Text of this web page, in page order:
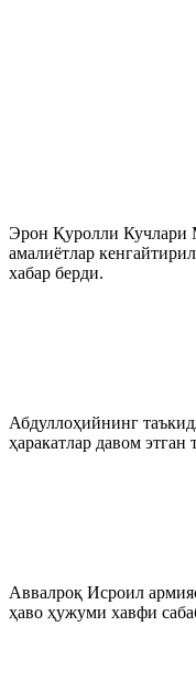
Эрон Қуролли Кучлари
амалиётлар
хабар берди.
Абдуллоҳийнинг
ҳаракатлар давом
Аввалроқ Исроил
ҳаво ҳужуми хавфи